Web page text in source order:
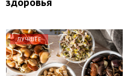
ЛУЧШЕЕ